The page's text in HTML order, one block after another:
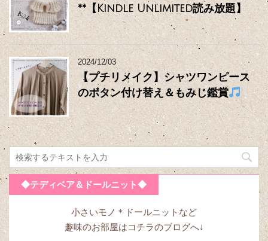
**【Kindle Unlimited読み放題】
2024/12/03
【プチリメイク】シャツワンピース
のボタン付け替え＆もみじ鑑賞
◆テディベア＆ドールニット◆
小さいモノ＊ドールニットなど
趣味のお部屋はコチラのブログへ↓